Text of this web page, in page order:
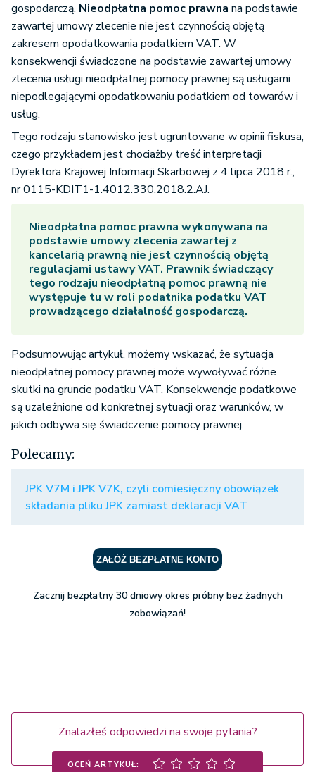
gospodarczą. Nieodpłatna pomoc prawna na podstawie
zawartej umowy zlecenie nie jest czynnością objętą
zakresem opodatkowania podatkiem VAT. W
konsekwencji świadczone na podstawie zawartej umowy
zlecenia usługi nieodpłatnej pomocy prawnej są usługami
niepodlegającymi opodatkowaniu podatkiem od towarów i
usług.
Tego rodzaju stanowisko jest ugruntowane w opinii fiskusa,
czego przykładem jest chociażby treść interpretacji
Dyrektora Krajowej Informacji Skarbowej z 4 lipca 2018 r.,
nr 0115-KDIT1-1.4012.330.2018.2.AJ.
Nieodpłatna pomoc prawna wykonywana na
podstawie umowy zlecenia zawartej z
kancelarią prawną nie jest czynnością objętą
regulacjami ustawy VAT. Prawnik świadczący
tego rodzaju nieodpłatną pomoc prawną nie
występuje tu w roli podatnika podatku VAT
prowadzącego działalność gospodarczą.
Podsumowując artykuł, możemy wskazać, że sytuacja
nieodpłatnej pomocy prawnej może wywoływać różne
skutki na gruncie podatku VAT. Konsekwencje podatkowe
są uzależnione od konkretnej sytuacji oraz warunków, w
jakich odbywa się świadczenie pomocy prawnej.
Polecamy:
JPK V7M i JPK V7K, czyli comiesięczny obowiązek
składania pliku JPK zamiast deklaracji VAT
ZAŁÓŻ BEZPŁATNE KONTO
Zacznij bezpłatny 30 dniowy okres próbny bez żadnych
zobowiązań!
Znalazłeś odpowiedzi na swoje pytania?
OCEŃ ARTYKUŁ: